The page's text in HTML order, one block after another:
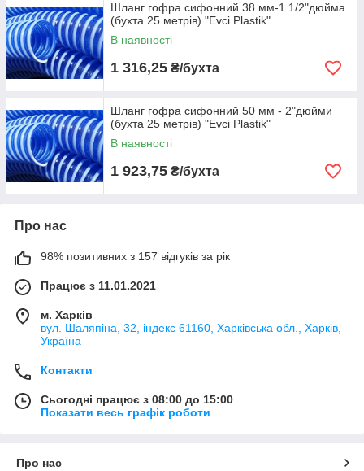
Шланг гофра сифонний 38 мм-1 1/2"дюйма
(бухта 25 метрів) "Evci Plastik"
В наявності
1 316,25 ₴/бухта
Шланг гофра сифонний 50 мм - 2"дюйми
(бухта 25 метрів) "Evci Plastik"
В наявності
1 923,75 ₴/бухта
Про нас
98% позитивних з 157 відгуків за рік
Працює з 11.01.2021
м. Харків
вул. Шаляпіна, 32, індекс 61160, Харківська обл., Харків,
Україна
Контакти
Сьогодні працює з 08:00 до 15:00
Показати весь графік роботи
Про нас